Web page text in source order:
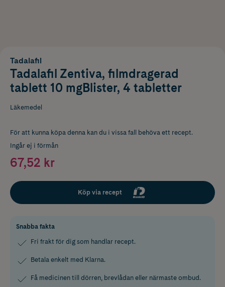
Tadalafil
Tadalafil Zentiva, filmdragerad
tablett 10 mgBlister, 4 tabletter
Läkemedel
För att kunna köpa denna kan du i vissa fall behöva ett recept.
Ingår ej i förmån
67,52 kr
Köp via recept
Snabba fakta
Fri frakt för dig som handlar recept.
Betala enkelt med Klarna.
Få medicinen till dörren, brevlådan eller närmaste ombud.